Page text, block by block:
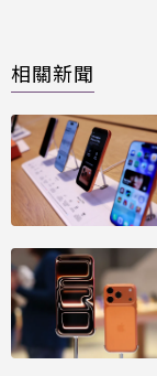
相關新聞